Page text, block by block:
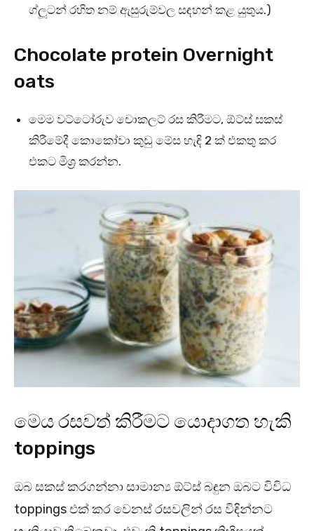
ග්ලූටන් රහිත නම් ඇසුරුම්වල සඳහන් කළ යුතුය.)
Chocolate protein Overnight
oats
මෙම වට්ටෝරුව චොකලට් රස කිරීමට, ඕට්ස් සකස්
කිරීමේදී කොකෝවා කුඩු මේස හැඳි 2 ක් එකතු කර
එකට මිශ්‍ර කරන්න.
මෙය රසවත් කිරීමට යොදාගත හැකි
toppings
ඔබ සකස් කරගන්නා සාමාන්‍ය ඕට්ස් බඳුන ඔබට විවිධ
toppings එක් කර වෙනස් රසවලින් රස විඳින්නට